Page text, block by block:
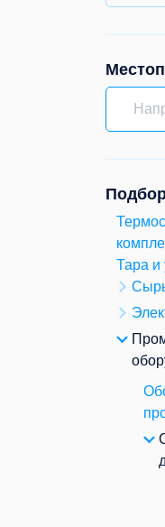
Тара и